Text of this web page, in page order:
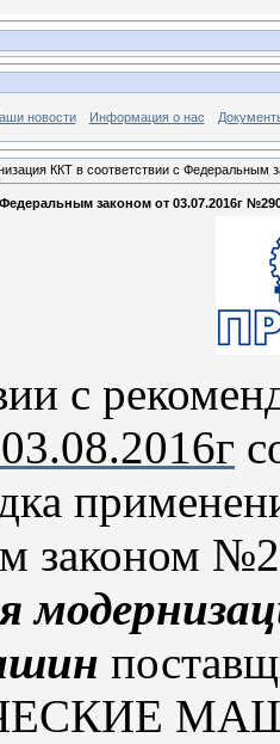
новости Информация о нас
ККТ в соответствии с Федеральным
законом от 03.07.2016г
с
законом